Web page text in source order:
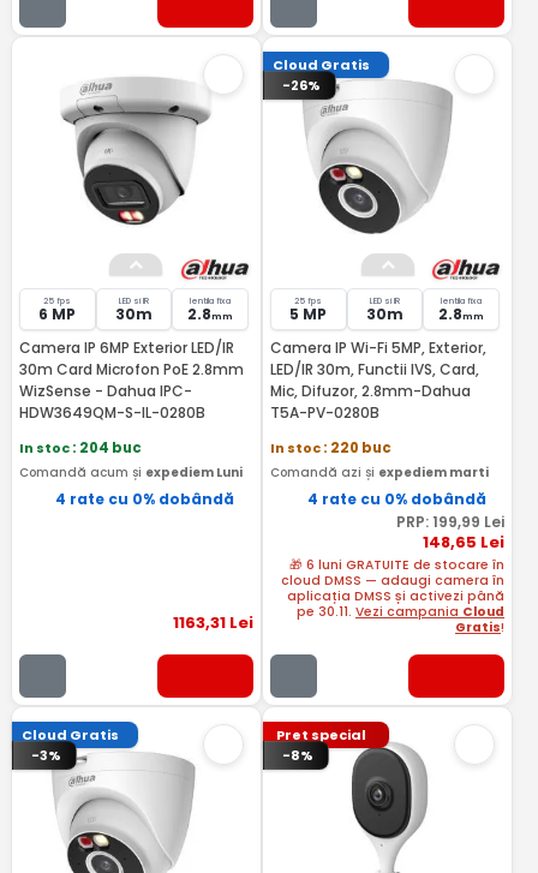
25 fps
6 MP
LED si IR
30m
lentila fixa
2.8mm
Camera IP 6MP Exterior LED/IR
30m Card Microfon PoE 2.8mm
WizSense - Dahua IPC-
HDW3649QM-S-IL-0280B
In stoc: 204 buc
Comandă acum și expediem Luni
4 rate cu 0% dobândă
1163,31Lei
Cloud Gratis
-26%
25 fps
5 MP
LED si IR
30m
lentila fixa
2.8mm
Camera IP Wi-Fi 5MP, Exterior,
LED/IR 30m, Functii IVS, Card,
Mic, Difuzor, 2.8mm-Dahua
T5A-PV-0280B
In stoc: 220 buc
Comandă azi și expediem marti
4 rate cu 0% dobândă
PRP: 199,99 Lei
148,65 Lei
🎁 6 luni GRATUITE de stocare în
cloud DMSS — adaugi camera în
aplicația DMSS și activezi până
pe 30.11.Vezi campania Cloud
Gratis!
Cloud Gratis
-3%
Pret special
-8%